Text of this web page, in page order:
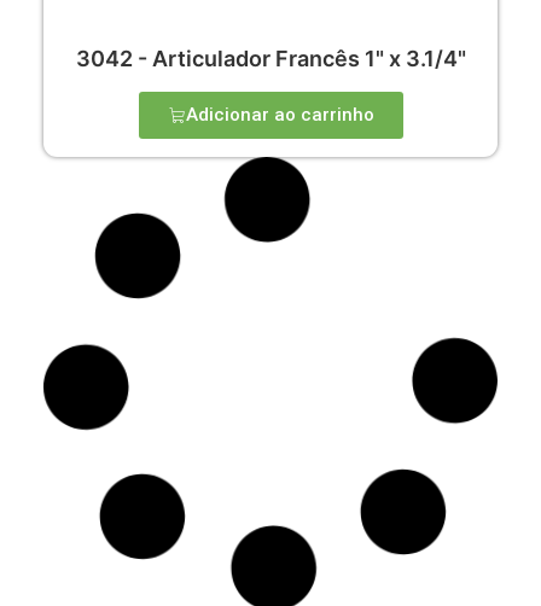
3042 - Articulador Francês 1" x 3.1/4"
Adicionar ao carrinho